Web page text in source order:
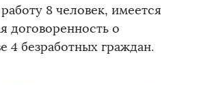
8 человек, имеется
договоренность о
4 безработных граждан.